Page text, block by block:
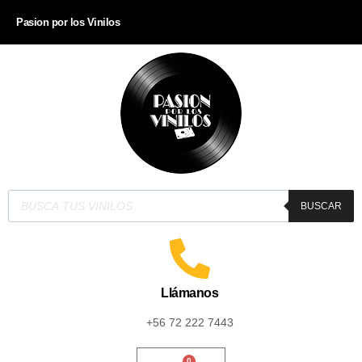
Pasion por los Vinilos
BUSCAR
Llámanos
+56 72 222 7443